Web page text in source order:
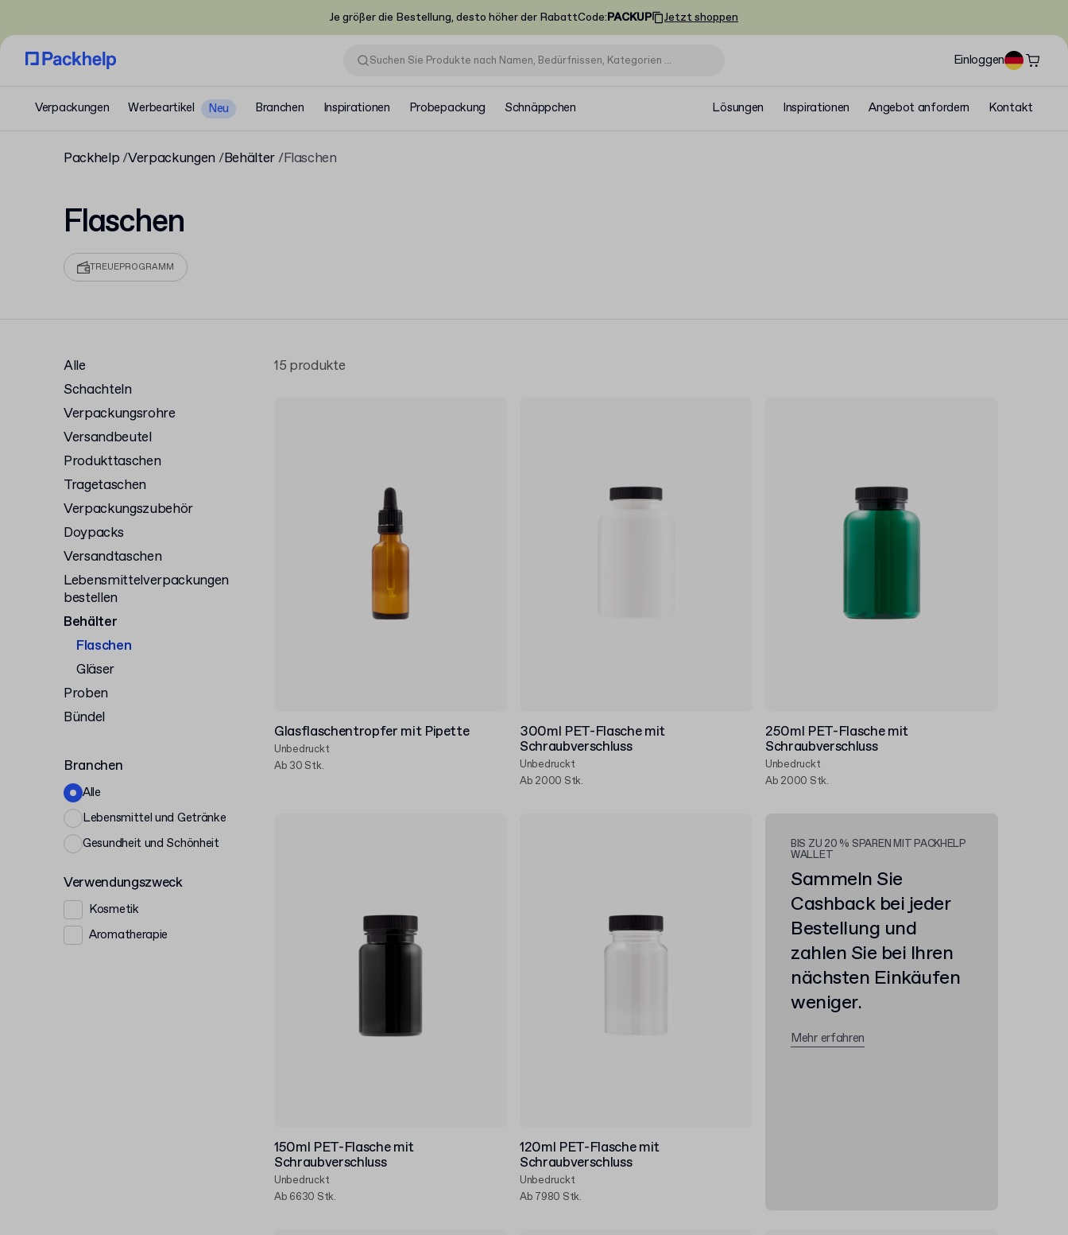
Je größer die Bestellung, desto höher der RabattCode:PACKUP Jetzt shoppen
Einloggen
Verpackungen Werbeartikel Neu Branchen Inspirationen Probepackung Schnäppchen Lösungen Inspirationen Angebot anfordern Kontakt
Packhelp Verpackungen Behälter Flaschen
Flaschen
TREUEPROGRAMM
Alle
Schachteln
Verpackungsrohre
Versandbeutel
Produkttaschen
Tragetaschen
Verpackungszubehör
Doypacks
Versandtaschen
Lebensmittelverpackungen
bestellen
Behälter
Flaschen
Gläser
Proben
Bündel
Branchen
Alle
Lebensmittel und Getränke
Gesundheit und Schönheit
Verwendungszweck
Kosmetik
Aromatherapie
15 produkte
Glasflaschentropfer mit Pipette
Unbedruckt
Ab 30 Stk.
300ml PET-Flasche mit
Schraubverschluss
Unbedruckt
Ab 2000 Stk.
250ml PET-Flasche mit
Schraubverschluss
Unbedruckt
Ab 2000 Stk.
150ml PET-Flasche mit
Schraubverschluss
Unbedruckt
Ab 6630 Stk.
120ml PET-Flasche mit
Schraubverschluss
Unbedruckt
Ab 7980 Stk.
BIS ZU 20 % SPAREN MIT PACKHELP
WALLET
Sammeln Sie
Cashback bei jeder
Bestellung und
zahlen Sie bei Ihren
nächsten Einkäufen
weniger.
Mehr erfahren